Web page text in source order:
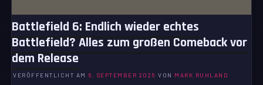
Battlefield 6: Endlich wieder echtes
Battlefield? Alles zum großen Comeback vor
dem Release
VERÖFFENTLICHT AM 6. SEPTEMBER 2025 VON MARK RUHLAND